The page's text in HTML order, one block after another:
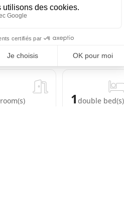
Available Occupied Not specified
ACCOMMODATION
room(s) 1double bed(s)